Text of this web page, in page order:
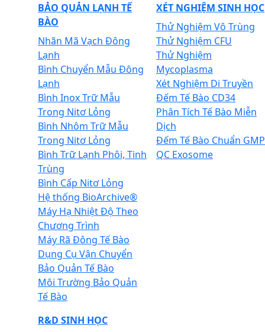
BẢO QUẢN LẠNH TẾ
BÀO
Nhãn Mã Vạch Đông
Lạnh
Bình Chuyển Mẫu Đông
Lạnh
Bình Inox Trữ Mẫu
Trong Nitơ Lỏng
Bình Nhôm Trữ Mẫu
Trong Nitơ Lỏng
Bình Trữ Lạnh Phôi, Tinh
Trùng
Bình Cấp Nitơ Lỏng
Hệ thống BioArchive®
Máy Hạ Nhiệt Độ Theo
Chương Trình
Máy Rã Đông Tế Bào
Dụng Cụ Vận Chuyển
Bảo Quản Tế Bào
Môi Trường Bảo Quản
Tế Bào
XÉT NGHIỆM SINH HỌC
Thử Nghiệm Vô Trùng
Thử Nghiệm CFU
Thử Nghiệm
Mycoplasma
Xét Nghiệm Di Truyền
Đếm Tế Bào CD34
Phân Tích Tế Bào Miễn
Dịch
Đếm Tế Bào Chuẩn GMP
QC Exosome
R&D SINH HỌC